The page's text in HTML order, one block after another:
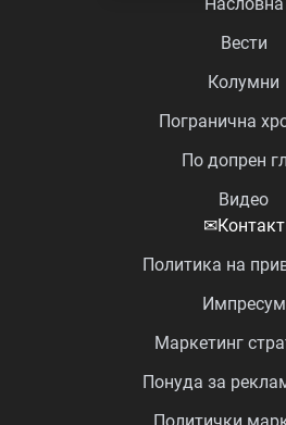
Вести
Колумни
Погранична
По допрен
Видео
✉Контакт
Политика на
Импресум
Маркетинг
Понуда за